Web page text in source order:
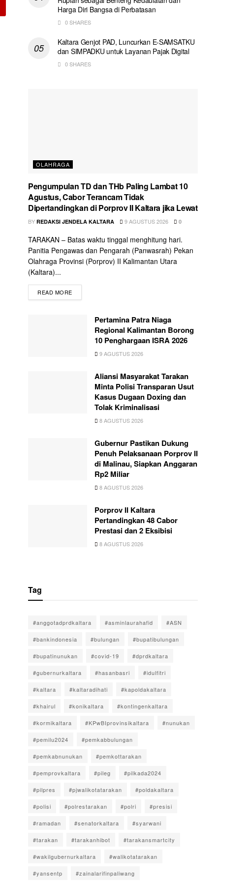
Harga Diri Bangsa di Perbatasan
0 SHARES
Kaltara Genjot PAD, Luncurkan E-SAMSATKU
dan SIMPADKU untuk Layanan Pajak Digital
0 SHARES
OLAHRAGA
Pengumpulan TD dan THb Paling Lambat 10
Agustus, Cabor Terancam Tidak
Dipertandingkan di Porprov II Kaltara jika Lewat
BY REDAKSI JENDELA KALTARA 9 AGUSTUS 2026 0
TARAKAN – Batas waktu tinggal menghitung hari.
Panitia Pengawas dan Pengarah (Panwasrah) Pekan
Olahraga Provinsi (Porprov) II Kalimantan Utara
(Kaltara)...
READ MORE
Pertamina Patra Niaga
Regional Kalimantan Borong
10 Penghargaan ISRA 2026
9 AGUSTUS 2026
Aliansi Masyarakat Tarakan
Minta Polisi Transparan Usut
Kasus Dugaan Doxing dan
Tolak Kriminalisasi
8 AGUSTUS 2026
Gubernur Pastikan Dukung
Penuh Pelaksanaan Porprov II
di Malinau, Siapkan Anggaran
Rp2 Miliar
8 AGUSTUS 2026
Porprov II Kaltara
Pertandingkan 48 Cabor
Prestasi dan 2 Eksibisi
8 AGUSTUS 2026
Tag
#anggotadprdkaltara #asminlaurahafid #ASN
#bankindonesia #bulungan #bupatibulungan
#bupatinunukan #covid-19 #dprdkaltara
#gubernurkaltara #hasanbasri #idulfitri
#kaltara #kaltaradihati #kapoldakaltara
#khairul #konikaltara #kontingenkaltara
#kormikaltara #KPwBIprovinsikaltara #nunukan
#pemilu2024 #pemkabbulungan
#pemkabnunukan #pemkottarakan
#pemprovkaltara #pileg #pilkada2024
#pilpres #pjwalikotatarakan #poldakaltara
#polisi #polrestarakan #polri #presisi
#ramadan #senatorkaltara #syarwani
#tarakan #tarakanhibot #tarakansmartcity
#wakilgubernurkaltara #walikotatarakan
#yansentp #zainalarifinpaliwang